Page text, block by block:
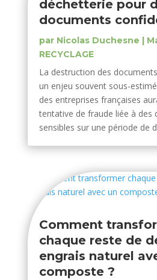
déchetterie pour
documents
par Nicolas Duchesne |
RECYCLAGE
La destruction des
un enjeu souvent sous-
des entreprises françaises
tentative de fraude liée à des
sensibles sur une période de
Comment
chaque reste de
engrais naturel
composte ?